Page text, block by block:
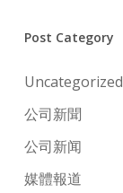
Post Category
Uncategorized
公司新聞
公司新闻
媒體報道